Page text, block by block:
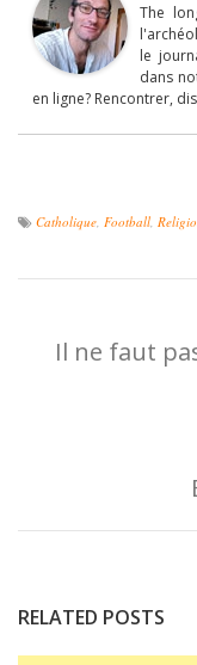
The
le
dans
en ligne? Rencontrer,
Catholique Football
Il ne faut
RELATED POSTS